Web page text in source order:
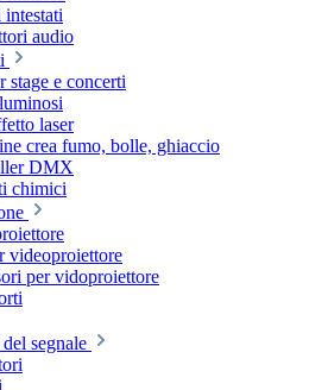
intestati
audio
stage e concerti
laser
crea fumo, bolle, ghiaccio
DMX
chimici
videoproiettore
per vidoproiettore
segnale